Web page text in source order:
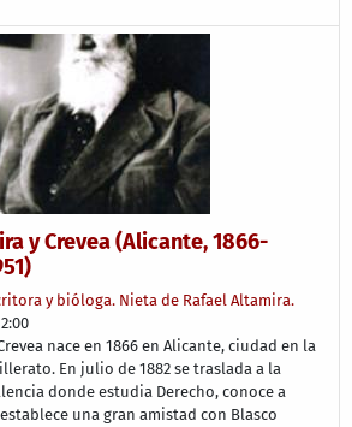
y Crevea (Alicante, 1866-
y bióloga. Nieta de Rafael Altamira.
nace en 1866 en Alicante, ciudad en la
En julio de 1882 se traslada a la
donde estudia Derecho, conoce a
una gran amistad con Blasco